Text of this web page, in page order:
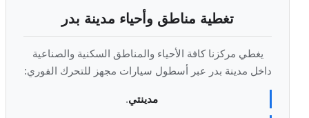
تغطية مناطق وأحياء مدينة بدر
يغطي مركزنا كافة الأحياء والمناطق السكنية والصناعية
داخل مدينة بدر عبر أسطول سيارات مجهز للتحرك الفوري:
مدينتي.